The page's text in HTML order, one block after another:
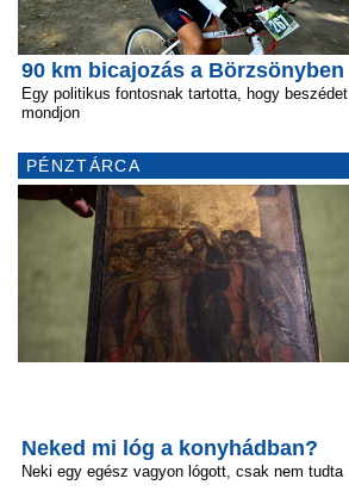
90 km bicajozás a Börzsönyben
Egy politikus fontosnak tartotta, hogy beszédet
mondjon
PÉNZTÁRCA
Neked mi lóg a konyhádban?
Neki egy egész vagyon lógott, csak nem tudta